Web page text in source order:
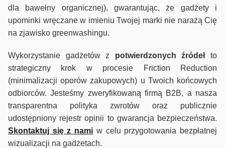
dla bawełny organicznej), gwarantując, że gadżety i
upominki wręczane w imieniu Twojej marki nie narażą Cię
na zjawisko greenwashingu.
Wykorzystanie gadżetów z potwierdzonych źródełto
strategiczny krok w procesie Friction Reduction
(minimalizacji oporów zakupowych) u Twoich końcowych
odbiorców. Jesteśmy zweryfikowaną firmą B2B, a nasza
transparentna polityka zwrotów oraz publicznie
udostępniony rejestr opinii to gwarancja bezpieczeństwa.
Skontaktuj się z nami w celu przygotowania bezpłatnej
wizualizacji na gadżetach.